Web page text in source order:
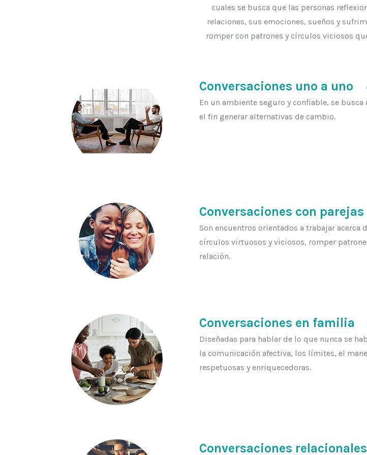
cuales se busca que las personas
relaciones, sus emociones, sueños y
romper con patrones y círculos viciosos
Conversaciones uno a uno
En un ambiente seguro y confiable, se
el fin generar alternativas de cambio.
Conversaciones con parejas
Son encuentros orientados a trabajar
círculos virtuosos y viciosos, romper
relación.
Conversaciones en familia
Diseñadas para hablar de lo que nunca se
la comunicación afectiva, los límites, el
respetuosas y enriquecedoras.
Conversaciones